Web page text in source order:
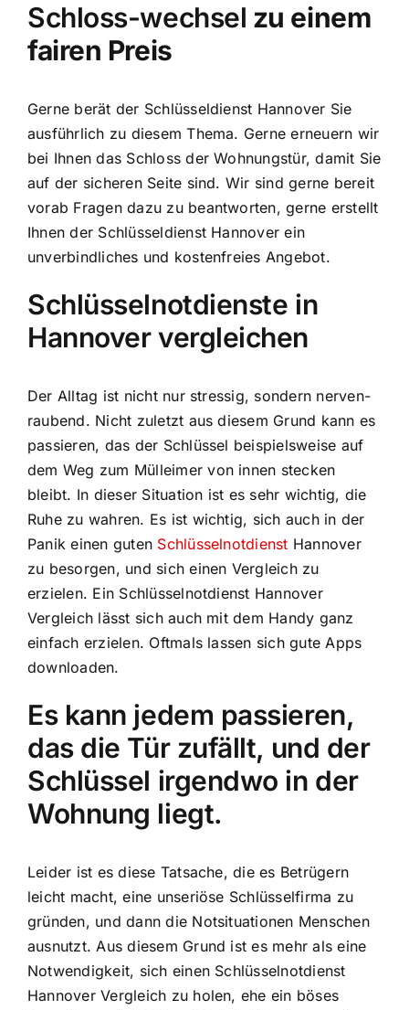
Schloss-wechsel zu einem
fairen Preis
Gerne berät der Schlüsseldienst Hannover Sie
ausführlich zu diesem Thema. Gerne erneuern wir
bei Ihnen das Schloss der Wohnungstür, damit Sie
auf der sicheren Seite sind. Wir sind gerne bereit
vorab Fragen dazu zu beantworten, gerne erstellt
Ihnen der Schlüsseldienst Hannover ein
unverbindliches und kostenfreies Angebot.
Schlüsselnotdienste in
Hannover vergleichen
Der Alltag ist nicht nur stressig, sondern nerven-
raubend. Nicht zuletzt aus diesem Grund kann es
passieren, das der Schlüssel beispielsweise auf
dem Weg zum Mülleimer von innen stecken
bleibt. In dieser Situation ist es sehr wichtig, die
Ruhe zu wahren. Es ist wichtig, sich auch in der
Panik einen guten Schlüsselnotdienst Hannover
zu besorgen, und sich einen Vergleich zu
erzielen. Ein Schlüsselnotdienst Hannover
Vergleich lässt sich auch mit dem Handy ganz
einfach erzielen. Oftmals lassen sich gute Apps
downloaden.
Es kann jedem passieren,
das die Tür zufällt, und der
Schlüssel irgendwo in der
Wohnung liegt.
Leider ist es diese Tatsache, die es Betrügern
leicht macht, eine unseriöse Schlüsselfirma zu
gründen, und dann die Notsituationen Menschen
ausnutzt. Aus diesem Grund ist es mehr als eine
Notwendigkeit, sich einen Schlüsselnotdienst
Hannover Vergleich zu holen, ehe ein böses